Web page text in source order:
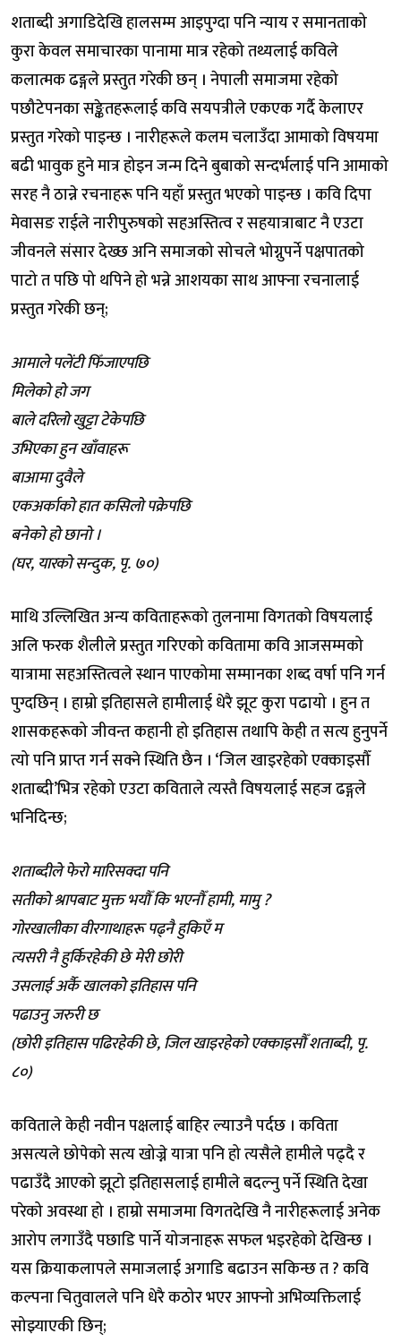
शताब्दी अगाडिदेखि हालसम्म आइपुग्दा पनि न्याय र समानताको
कुरा केवल समाचारका पानामा मात्र रहेको तथ्यलाई कविले
कलात्मक ढङ्गले प्रस्तुत गरेकी छन् । नेपाली समाजमा रहेको
पछौटेपनका सङ्केतहरूलाई कवि सयपत्रीले एकएक गर्दै केलाएर
प्रस्तुत गरेको पाइन्छ । नारीहरूले कलम चलाउँदा आमाको विषयमा
बढी भावुक हुने मात्र होइन जन्म दिने बुबाको सन्दर्भलाई पनि आमाको
सरह नै ठान्ने रचनाहरू पनि यहाँ प्रस्तुत भएको पाइन्छ । कवि दिपा
मेवासङ राईले नारीपुरुषको सहअस्तित्व र सहयात्राबाट नै एउटा
जीवनले संसार देख्छ अनि समाजको सोचले भोग्नुपर्ने पक्षपातको
पाटो त पछि पो थपिने हो भन्ने आशयका साथ आफ्ना रचनालाई
प्रस्तुत गरेकी छन्;
आमाले पलेंटी फिँजाएपछि
मिलेको हो जग
बाले दरिलो खुट्टा टेकेपछि
उभिएका हुन खाँवाहरू
बाआमा दुवैले
एकअर्काको हात कसिलो पक्रेपछि
बनेको हो छानो ।
(घर, यारको सन्दुक, पृ. ७०)
माथि उल्लिखित अन्य कविताहरूको तुलनामा विगतको विषयलाई
अलि फरक शैलीले प्रस्तुत गरिएको कवितामा कवि आजसम्मको
यात्रामा सहअस्तित्वले स्थान पाएकोमा सम्मानका शब्द वर्षा पनि गर्न
पुग्दछिन् । हाम्रो इतिहासले हामीलाई धेरै झूट कुरा पढायो । हुन त
शासकहरूको जीवन्त कहानी हो इतिहास तथापि केही त सत्य हुनुपर्ने
त्यो पनि प्राप्त गर्न सक्ने स्थिति छैन । ‘जिल खाइरहेको एक्काइसौँ
शताब्दी’भित्र रहेको एउटा कविताले त्यस्तै विषयलाई सहज ढङ्गले
भनिदिन्छ;
शताब्दीले फेरो मारिसक्दा पनि
सतीको श्रापबाट मुक्त भयौँ कि भएनौँ हामी, मामु ?
गोरखालीका वीरगाथाहरू पढ्नै हुकिएँ म
त्यसरी नै हुर्किरहेकी छे मेरी छोरी
उसलाई अर्कै खालको इतिहास पनि
पढाउनु जरुरी छ
(छोरी इतिहास पढिरहेकी छे, जिल खाइरहेको एक्काइसौँ शताब्दी, पृ.
८०)
कविताले केही नवीन पक्षलाई बाहिर ल्याउनै पर्दछ । कविता
असत्यले छोपेको सत्य खोज्ने यात्रा पनि हो त्यसैले हामीले पढ्दै र
पढाउँदै आएको झूटो इतिहासलाई हामीले बदल्नु पर्ने स्थिति देखा
परेको अवस्था हो । हाम्रो समाजमा विगतदेखि नै नारीहरूलाई अनेक
आरोप लगाउँदै पछाडि पार्ने योजनाहरू सफल भइरहेको देखिन्छ ।
यस क्रियाकलापले समाजलाई अगाडि बढाउन सकिन्छ त ? कवि
कल्पना चितुवालले पनि धेरै कठोर भएर आफ्नो अभिव्यक्तिलाई
सोझ्याएकी छिन्;